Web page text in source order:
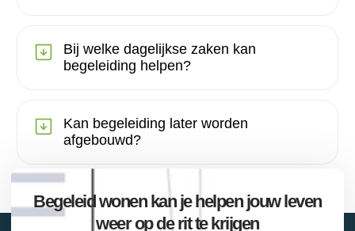
Bij welke dagelijkse zaken kan
begeleiding helpen?
Kan begeleiding later worden
afgebouwd?
Begeleid wonen kan je helpen jouw leven
weer op de rit te krijgen